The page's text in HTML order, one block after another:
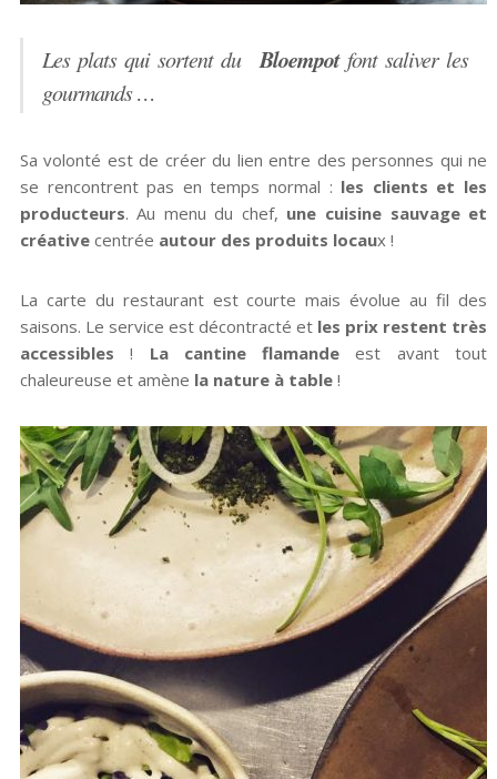
Les plats qui sortent duBloempotfont saliver les
gourmands …
Sa volonté est de créer du lien entre des personnes qui ne
se rencontrent pas en temps normal : les clients et les
producteurs. Au menu du chef, une cuisine sauvage et
créativecentrée autour des produits locaux !
La carte du restaurant est courte mais évolue au fil des
saisons. Le service est décontracté etles prix restent très
accessibles ! La cantine flamande est avant tout
chaleureuse et amène la nature à table !